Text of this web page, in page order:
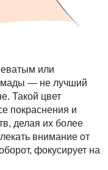
или
— не лучший
Такой цвет
покраснения и
делая их более
внимание от
фокусирует на